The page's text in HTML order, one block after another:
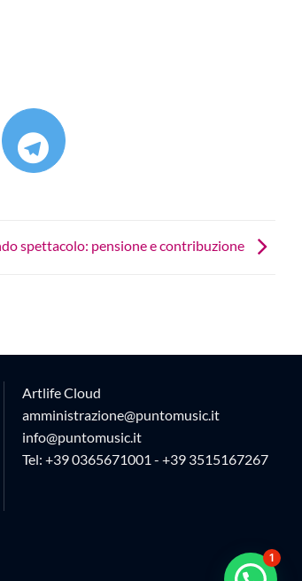
spettacolo: pensione e contribuzione
Artlife Cloud
amministrazione@puntomusic.it
info@puntomusic.it
Tel: +39 0365671001 - +39 3515167267
1